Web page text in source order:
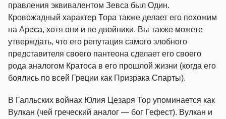
правления эквивалентом Зевса был Один.
Кровожадный характер Тора также делает его похожим
на Ареса, хотя они и не двойники. Вы также можете
утверждать, что его репутация самого злобного
представителя своего пантеона сделает его своего
рода аналогом Кратоса в его прошлой жизни (когда его
боялись по всей Греции как Призрака Спарты).
В Галльских войнах Юлия Цезаря Тор упоминается как
Вулкан (чей греческий аналог — бог Гефест). Вулкан и